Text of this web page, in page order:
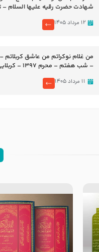
۱۲ مرداد ۱۴۰۵
من غلام نوکراتم من عاشق کربلاتم
– شب هفتم – محرم 1397 –
۱۱ مرداد ۱۴۰۵